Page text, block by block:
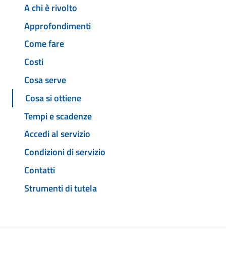
A chi è rivolto
Approfondimenti
Come fare
Costi
Cosa serve
Cosa si ottiene
Tempi e scadenze
Accedi al servizio
Condizioni di servizio
Contatti
Strumenti di tutela